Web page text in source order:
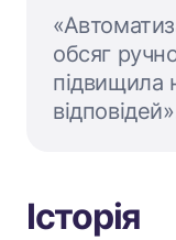
обсяг
підвищила
Історія